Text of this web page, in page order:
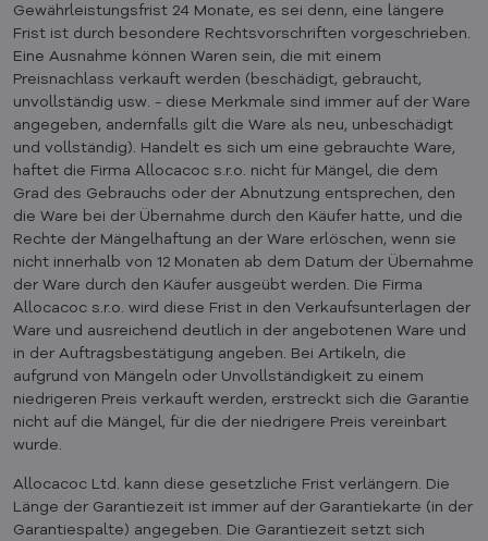
Gewährleistungsfrist 24 Monate, es sei denn, eine längere
Frist ist durch besondere Rechtsvorschriften vorgeschrieben.
Eine Ausnahme können Waren sein, die mit einem
Preisnachlass verkauft werden (beschädigt, gebraucht,
unvollständig usw. - diese Merkmale sind immer auf der Ware
angegeben, andernfalls gilt die Ware als neu, unbeschädigt
und vollständig). Handelt es sich um eine gebrauchte Ware,
haftet die Firma Allocacoc s.r.o. nicht für Mängel, die dem
Grad des Gebrauchs oder der Abnutzung entsprechen, den
die Ware bei der Übernahme durch den Käufer hatte, und die
Rechte der Mängelhaftung an der Ware erlöschen, wenn sie
nicht innerhalb von 12 Monaten ab dem Datum der Übernahme
der Ware durch den Käufer ausgeübt werden. Die Firma
Allocacoc s.r.o. wird diese Frist in den Verkaufsunterlagen der
Ware und ausreichend deutlich in der angebotenen Ware und
in der Auftragsbestätigung angeben. Bei Artikeln, die
aufgrund von Mängeln oder Unvollständigkeit zu einem
niedrigeren Preis verkauft werden, erstreckt sich die Garantie
nicht auf die Mängel, für die der niedrigere Preis vereinbart
wurde.
Allocacoc Ltd. kann diese gesetzliche Frist verlängern. Die
Länge der Garantiezeit ist immer auf der Garantiekarte (in der
Garantiespalte) angegeben. Die Garantiezeit setzt sich